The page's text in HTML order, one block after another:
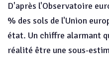
D'après l'Observatoire
% des sols de l'Union
état. Un chiffre alarmant
réalité être une sous-